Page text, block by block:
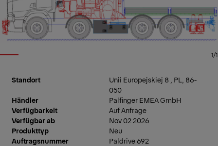
1/1
Standort
Unii Europejskiej 8 , PL, 86-
050
Händler
Palfinger EMEA GmbH
Verfügbarkeit
Auf Anfrage
Verfügbar ab
Nov 02 2026
Produkttyp
Neu
Auftragsnummer
Paldrive 692